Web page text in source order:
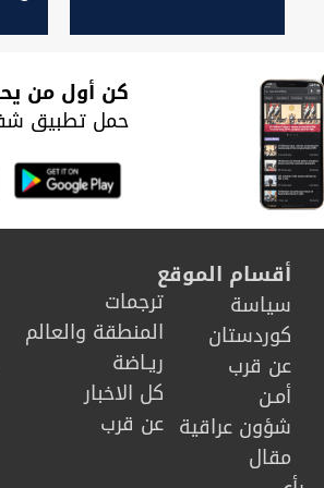
كن أول من
حمل تطبيق
أقسام الموقع
سیاسة
كوردستان
عن قرب
أمـن
شؤون عراقية
مقال
ترجمات
المنطقة والعالم
ريـاضة
كل الاخبار
عن قرب